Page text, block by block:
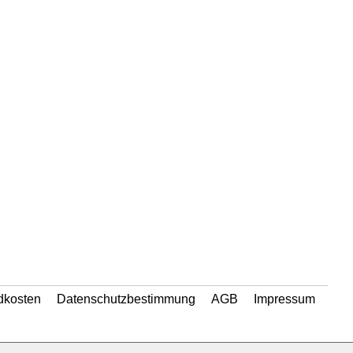
Datenschutzbestimmung AGB Impressum